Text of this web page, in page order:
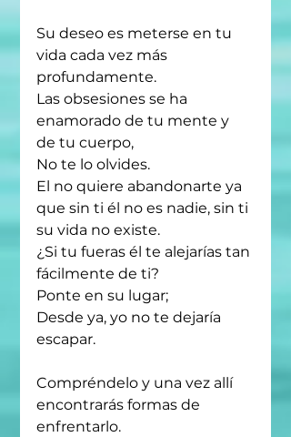
Su deseo es meterse en tu
vida cada vez más
profundamente.
Las obsesiones se ha
enamorado de tu mente y
de tu cuerpo,
No te lo olvides.
El no quiere abandonarte ya
que sin ti él no es nadie, sin ti
su vida no existe.
¿Si tu fueras él te alejarías tan
fácilmente de ti?
Ponte en su lugar;
Desde ya, yo no te dejaría
escapar.
Compréndelo y una vez allí
encontrarás formas de
enfrentarlo.